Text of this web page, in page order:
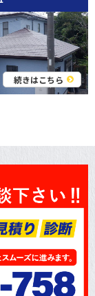
続きはこちら